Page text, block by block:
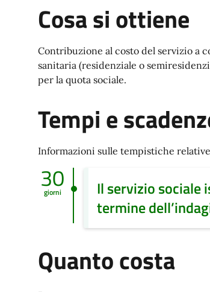
Cosa si ottiene
Contribuzione al costo del servizio a
sanitaria (residenziale o
per la quota sociale.
Tempi e
Informazioni sulle tempistiche
30
giorni
Il servizio sociale
termine
Quanto costa